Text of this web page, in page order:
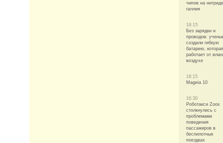
чипов на нитриде
галлия
18:15
Без зарядки и
проводов:
создали гибкую
батарею, которая
работает от
воздухе
18:15
Mageia 10
16:30
Роботакси Zoox
столкнулись с
проблемами
поведения
пассажиров в
беспилотных
поездках